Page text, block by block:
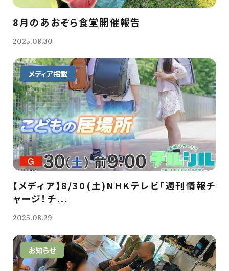
8月のあおぞら食堂開催報告
2025.08.30
メディア掲載
【メディア】8/30(土)NHKテレビ「週刊情報チ
ャージ！チ...
2025.08.29
お知らせ